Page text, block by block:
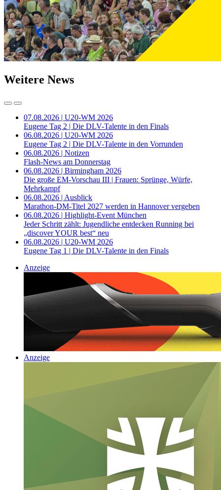
Weitere News
07.08.2026 | U20-WM 2026
Eugene Tag 2 | Die DLV-Talente in den Finals
06.08.2026 | U20-WM 2026
Eugene Tag 2 | Die DLV-Talente in den Vorrunden
06.08.2026 | Notizen
Flash-News am Donnerstag
06.08.2026 | Birmingham 2026
Die große EM-Vorschau III | Frauen: Sprünge, Würfe,
Mehrkampf
06.08.2026 | Ausblick
Marathon-DM-Titel 2027 werden in Hannover vergeben
06.08.2026 | Highlight-Event München
Jeder Schritt zählt: Jugendliche entdecken Running bei
„discover YOUR best“ neu
06.08.2026 | U20-WM 2026
Eugene Tag 1 | Die DLV-Talente in den Finals
Anzeige
Anzeige